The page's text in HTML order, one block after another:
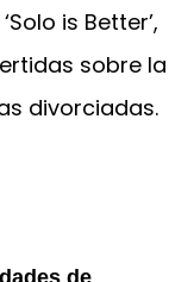
is Better’,
sobre la
divorciadas.